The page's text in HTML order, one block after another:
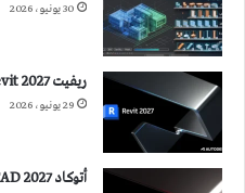
30 يونيو، 2026
ريفيت 2027 Revit
29 يونيو، 2026
أتوكاد 2027 AutoCAD